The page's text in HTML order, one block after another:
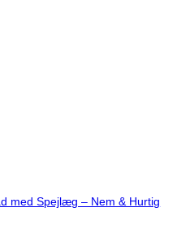
med Spejlæg – Nem & Hurtig